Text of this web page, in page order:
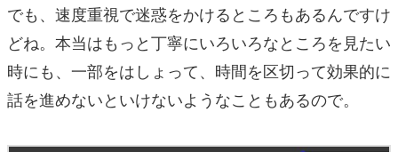
でも、速度重視で迷惑をかけるところもあるんですけ
どね。本当はもっと丁寧にいろいろなところを見たい
時にも、一部をはしょって、時間を区切って効果的に
話を進めないといけないようなこともあるので。